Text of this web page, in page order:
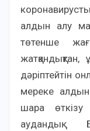
алдын алу
төтенше
жатқандықтан,
дәріптейтін
мереке
шара
аудандық